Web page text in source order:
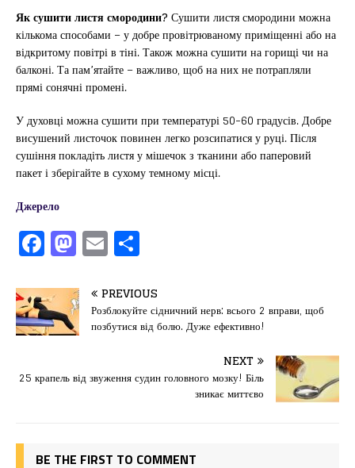
Як сушити листя смородини? Сушити листя смородини можна
кількома способами – у добре провітрюваному приміщенні або на
відкритому повітрі в тіні. Також можна сушити на горищі чи на
балконі. Та пам’ятайте – важливо, щоб на них не потрапляли
прямі сонячні промені.
У духовці можна сушити при температурі 50-60 градусів. Добре
висушений листочок повинен легко розсипатися у руці. Після
сушіння покладіть листя у мішечок з тканини або паперовий
пакет і зберігайте в сухому темному місці.
Джерело
F
a
c
e
b
o
o
M
a
st
o
d
o
n
E
m
ai
l
іл
и
т
ис
я
PREVIOUS
Розблокуйте сідничний нерв: всього 2 вправи, щоб
позбутися від болю. Дуже ефективно!
NEXT
25 крапель від звуження судин головного мозку! Біль
зникає миттєво
BE THE FIRST TO COMMENT